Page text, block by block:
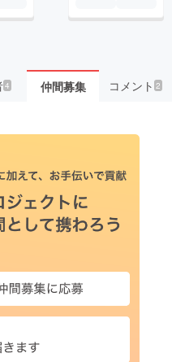
4 仲間募集 コメント2